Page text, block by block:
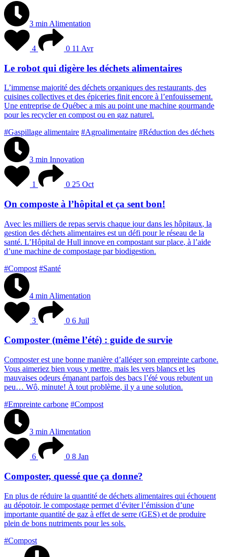
3 min Alimentation
4 0 11 Avr
Le robot qui digère les déchets alimentaires
L’immense majorité des déchets organiques des restaurants, des
cuisines collectives et des épiceries finit encore à l’enfouissement.
Une entreprise de Québec a mis au point une machine gourmande
pour les recycler en compost ou en gaz naturel.
#Gaspillage alimentaire #Agroalimentaire #Réduction des déchets
3 min Innovation
1 0 25 Oct
On composte à l’hôpital et ça sent bon!
Avec les milliers de repas servis chaque jour dans les hôpitaux, la
gestion des déchets alimentaires est un défi pour le réseau de la
santé. L’Hôpital de Hull innove en compostant sur place, à l’aide
d’une machine de compostage par biodigestion.
#Compost #Santé
4 min Alimentation
3 0 6 Juil
Composter (même l’été) : guide de survie
Composter est une bonne manière d’alléger son empreinte carbone.
Vous aimeriez bien vous y mettre, mais les vers blancs et les
mauvaises odeurs émanant parfois des bacs l’été vous rebutent un
peu… Wô, minute! À tout problème, il y a une solution.
#Empreinte carbone #Compost
3 min Alimentation
6 0 8 Jan
Composter, quessé que ça donne?
En plus de réduire la quantité de déchets alimentaires qui échouent
au dépotoir, le compostage permet d’éviter l’émission d’une
importante quantité de gaz à effet de serre (GES) et de produire
plein de bons nutriments pour les sols.
#Compost